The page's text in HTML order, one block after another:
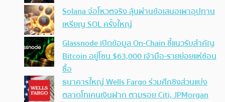
Solana จ่อโหวตจริง ลุ้นผ่านข้อเสนอเผาอุปทาน
เหรียญ SOL ครั้งใหญ่
Glassnode เปิดข้อมูล On-Chain ชี้แนวรับสำคัญ
Bitcoin อยู่โซน $63,000 เจ้ามือ-รายย่อยแห่ช้อน
ซื้อ
ธนาคารใหญ่ Wells Fargo ร่วมศึกชิงส่วนแบ่ง
ตลาดโทเคนเงินฝาก ตามรอย Citi, JPMorgan